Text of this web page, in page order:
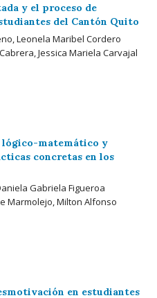
y el proceso de
del Cantón Quito
Leonela Maribel Cordero
Jessica Mariela Carvajal
lógico-matemático y
concretas en los
Gabriela Figueroa
Marmolejo, Milton Alfonso
en estudiantes